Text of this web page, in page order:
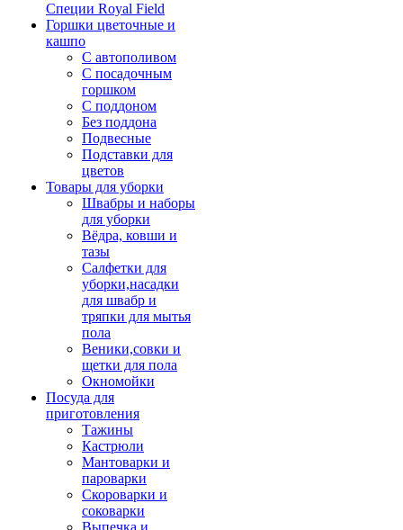
Специи Royal Field
Горшки цветочные и
кашпо
С автополивом
С посадочным
горшком
С поддоном
Без поддона
Подвесные
Подставки для
цветов
Товары для уборки
Швабры и наборы
для уборки
Вёдра, ковши и
тазы
Салфетки для
уборки,насадки
для швабр и
тряпки для мытья
пола
Веники,совки и
щетки для пола
Окномойки
Посуда для
приготовления
Тажины
Кастрюли
Мантоварки и
пароварки
Скороварки и
соковарки
Выпечка и